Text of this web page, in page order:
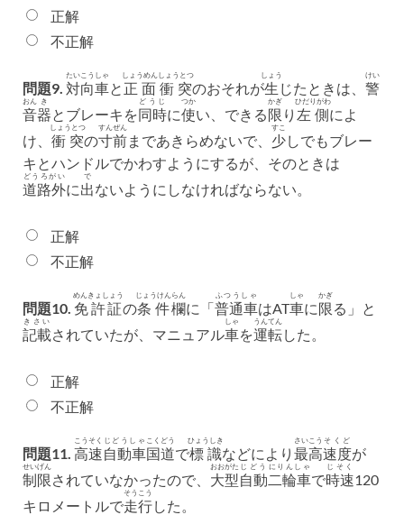
正解
不正解
問題9. 対向車
たいこうしゃ
と 正面
しょうめん
衝突
しょうとつ
のおそれが生
しょう
じたときは、 警
けい
音
おん
器
き
とブレーキを同時
どうじ
に使
つか
い、できる限
かぎ
り 左側
ひだりがわ
によ
け、 衝突
しょうとつ
の寸前
すんぜん
まであきらめないで、 少
すこ
しでもブレー
キとハンドルでかわすようにするが、そのときは
道路外
どうろがい
に出
で
ないようにしなければならない。
正解
不正解
問題10. 免許証
めんきょしょう
の条件
じょうけん
欄
らん
に「普通車
ふつうしゃ
はAT車
しゃ
に限
かぎ
る」と
記載
きさい
されていたが、マニュアル車
しゃ
を運転
うんてん
した。
正解
不正解
問題11. 高速
こうそく
自動車
じどうしゃ
国道
こくどう
で標識
ひょうしき
などにより 最高
さいこう
速度
そくど
が
制限
せいげん
されていなかったので、 大型
おおがた
自動
じどう
二輪車
にりんしゃ
で時速
じそく
120
キロメートルで走行
そうこう
した。